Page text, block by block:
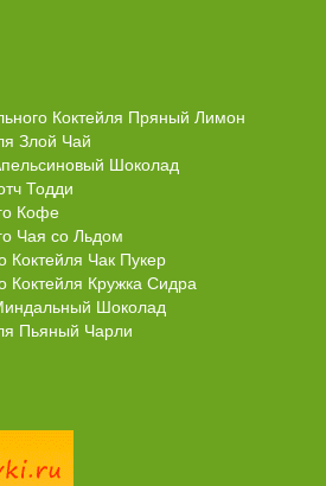
Коктейля Пряный Лимон
Злой Чай
Шоколад
Тодди
Кофе
Чая со Льдом
Коктейля Чак Пукер
Коктейля Кружка Сидра
Шоколад
Пьяный Чарли